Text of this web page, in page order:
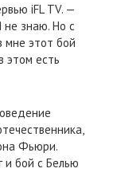
iFL TV. —
не знаю. Но с
мне этот бой
этом есть
Фьюри.
и бой с Белью